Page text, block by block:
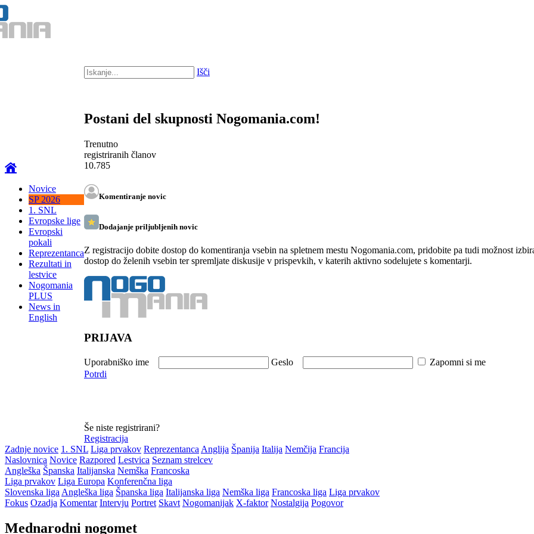
Novice
SP 2026
1. SNL
Evropske lige
Evropski
pokali
Reprezentanca
Rezultati in
lestvice
Nogomania
PLUS
News in
English
Išči
Postani del skupnosti Nogomania.com!
Trenutno
registriranih članov
10.785
Komentiranje novic
Dodajanje priljubljenih novic
Z registracijo dobite dostop do komentiranja vsebin na spletnem mestu Nogomania.com, pridobite pa tudi možnost
dostop do želenih vsebin ter spremljate diskusije v prispevkih, v katerih aktivno sodelujete s komentarji.
PRIJAVA
Uporabniško ime Geslo Zapomni si me
Potrdi
Še niste registrirani?
Registracija
Zadnje novice 1. SNL Liga prvakov Reprezentanca Anglija Španija Italija Nemčija Francija
Naslovnica Novice Razpored Lestvica Seznam strelcev
Angleška Španska Italijanska Nemška Francoska
Liga prvakov Liga Europa Konferenčna liga
Slovenska liga Angleška liga Španska liga Italijanska liga Nemška liga Francoska liga Liga prvakov
Fokus Ozadja Komentar Intervju Portret Skavt Nogomanijak X-faktor Nostalgija Pogovor
Mednarodni nogomet